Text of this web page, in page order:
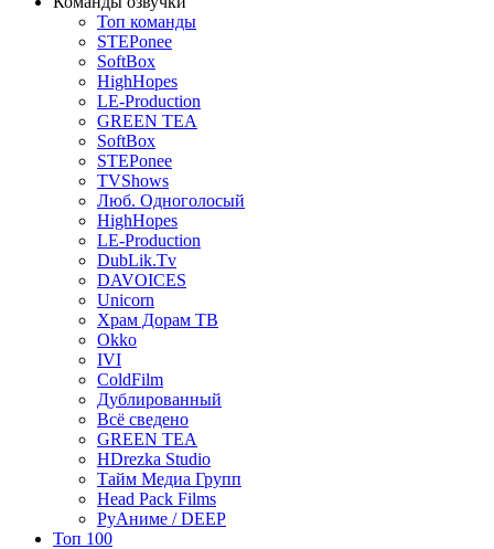
Топ команды
STEPonee
SoftBox
HighHopes
LE-Production
GREEN TEA
SoftBox
STEPonee
TVShows
Люб. Одноголосый
HighHopes
LE-Production
DubLik.Tv
DAVOICES
Unicorn
Храм Дорам ТВ
Okko
IVI
ColdFilm
Дублированный
Всё сведено
GREEN TEA
HDrezka Studio
Тайм Медиа Групп
Head Pack Films
РуАниме / DEEP
Топ 100